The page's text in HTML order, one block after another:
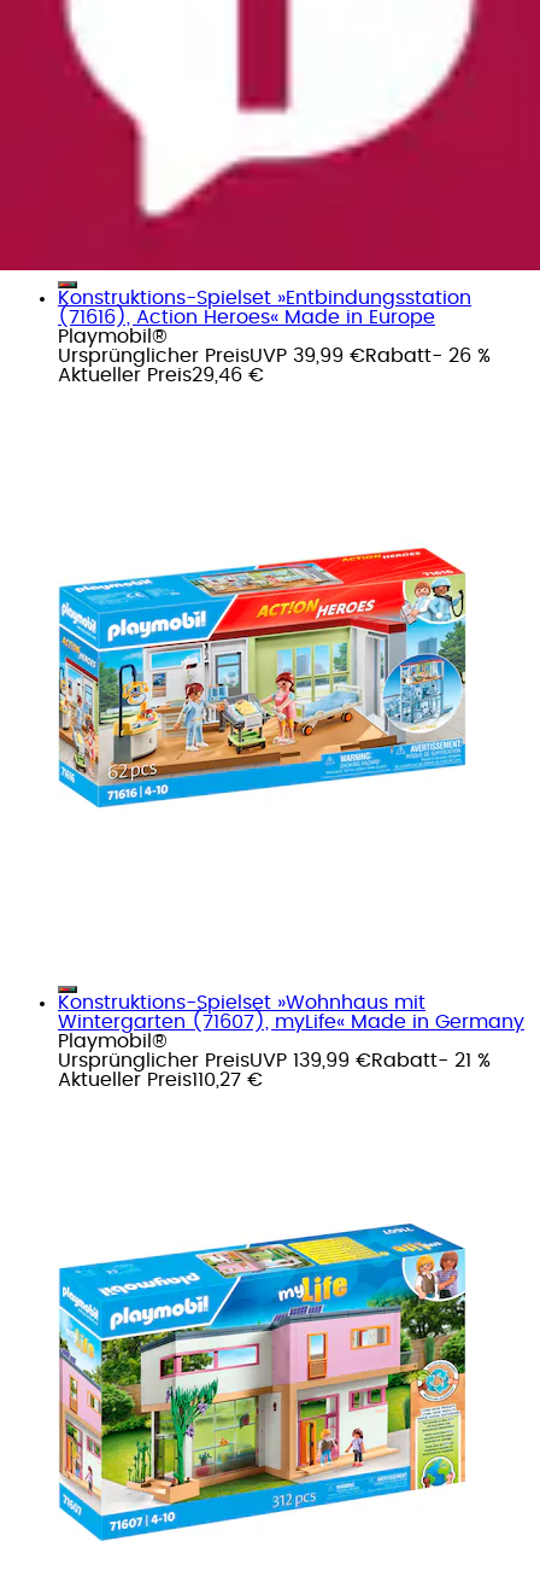
Konstruktions-Spielset »Entbindungsstation
(71616), Action Heroes« Made in Europe
Playmobil®
Ursprünglicher PreisUVP 39,99 €Rabatt- 26 %
Aktueller Preis29,46 €
Konstruktions-Spielset »Wohnhaus mit
Wintergarten (71607), myLife« Made in Germany
Playmobil®
Ursprünglicher PreisUVP 139,99 €Rabatt- 21 %
Aktueller Preis110,27 €